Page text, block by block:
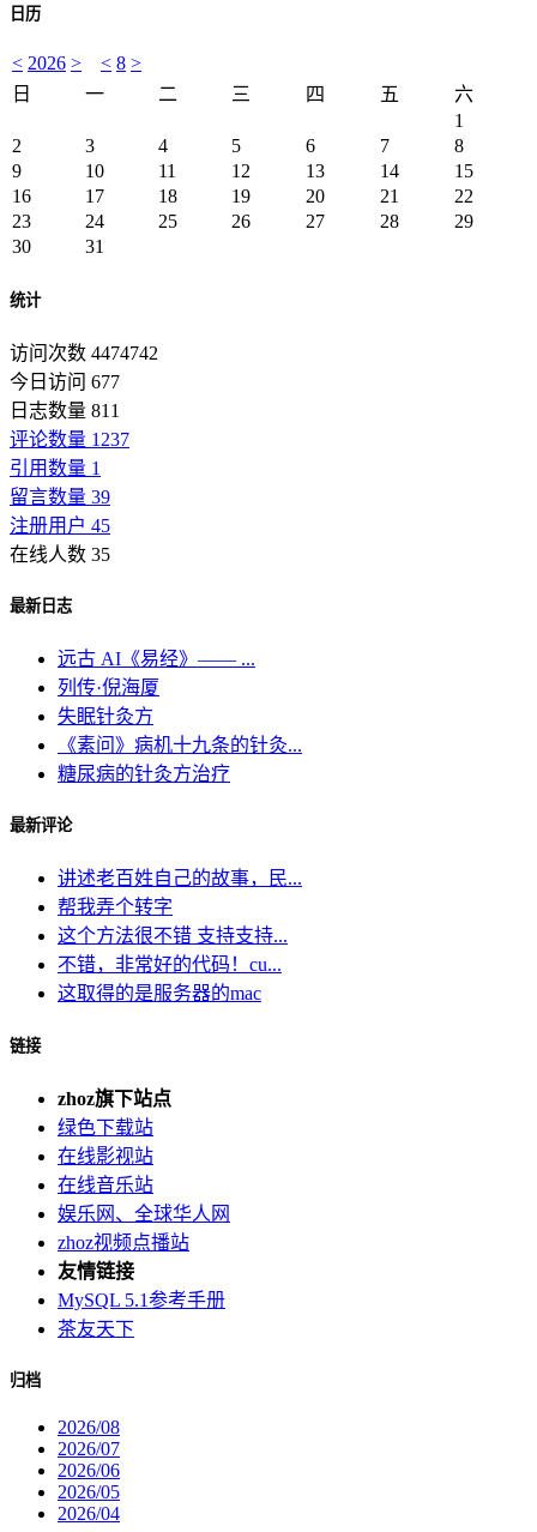
日历
< 2026 > < 8 >
日
一 二 三 四 五
六
1
2
3 4 5 6 7
8
9
10 11 12 13 14
15
16
17 18 19 20 21
22
23
24 25 26 27 28
29
30
31
统计
访问次数 4474742
今日访问 677
日志数量 811
评论数量 1237
引用数量 1
留言数量 39
注册用户 45
在线人数 35
最新日志
远古 AI《易经》—— ...
列传·倪海厦
失眠针灸方
《素问》病机十九条的针灸...
糖尿病的针灸方治疗
最新评论
讲述老百姓自己的故事，民...
帮我弄个转字
这个方法很不错 支持支持...
不错，非常好的代码！cu...
这取得的是服务器的mac
链接
zhoz旗下站点
绿色下载站
在线影视站
在线音乐站
娱乐网、全球华人网
zhoz视频点播站
友情链接
MySQL 5.1参考手册
茶友天下
归档
2026/08
2026/07
2026/06
2026/05
2026/04